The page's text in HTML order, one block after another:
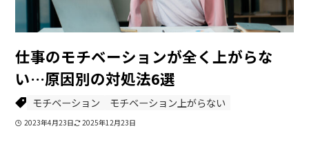
仕事のモチベーションが全く上がらな
い…原因別の対処法6選
モチベーション モチベーション上がらない
2023年4月23日 2025年12月23日